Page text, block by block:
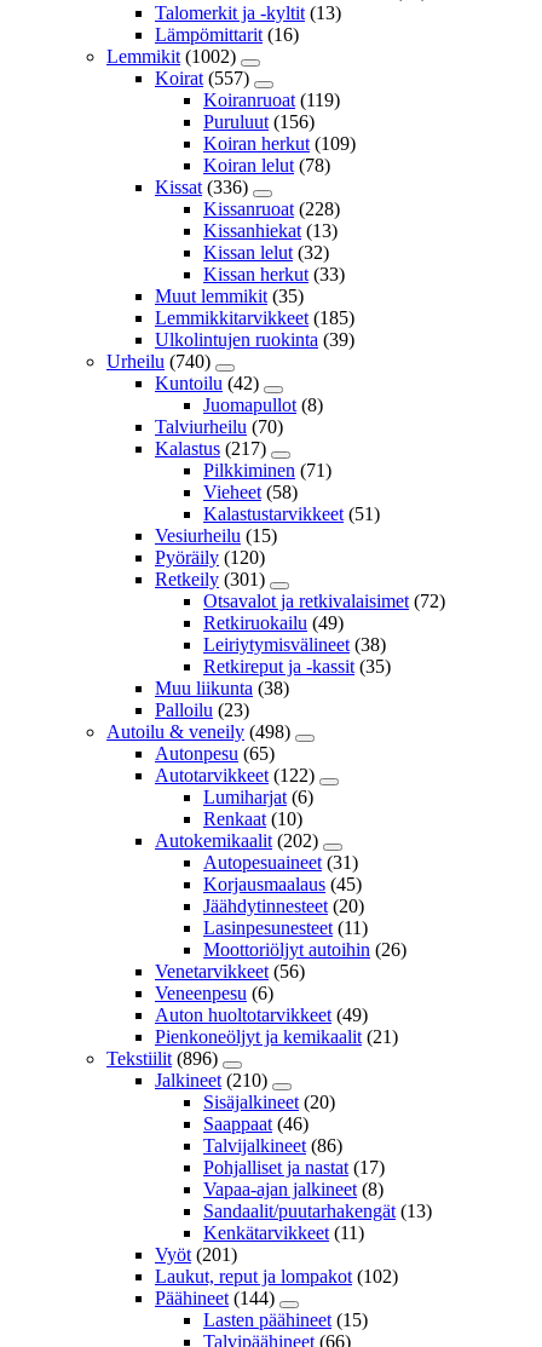
Talomerkit ja -kyltit (13)
Lämpömittarit (16)
Lemmikit (1002)
Koirat (557)
Koiranruoat (119)
Puruluut (156)
Koiran herkut (109)
Koiran lelut (78)
Kissat (336)
Kissanruoat (228)
Kissanhiekat (13)
Kissan lelut (32)
Kissan herkut (33)
Muut lemmikit (35)
Lemmikkitarvikkeet (185)
Ulkolintujen ruokinta (39)
Urheilu (740)
Kuntoilu (42)
Juomapullot (8)
Talviurheilu (70)
Kalastus (217)
Pilkkiminen (71)
Vieheet (58)
Kalastustarvikkeet (51)
Vesiurheilu (15)
Pyöräily (120)
Retkeily (301)
Otsavalot ja retkivalaisimet (72)
Retkiruokailu (49)
Leiriytymisvälineet (38)
Retkireput ja -kassit (35)
Muu liikunta (38)
Palloilu (23)
Autoilu & veneily (498)
Autonpesu (65)
Autotarvikkeet (122)
Lumiharjat (6)
Renkaat (10)
Autokemikaalit (202)
Autopesuaineet (31)
Korjausmaalaus (45)
Jäähdytinnesteet (20)
Lasinpesunesteet (11)
Moottoriöljyt autoihin (26)
Venetarvikkeet (56)
Veneenpesu (6)
Auton huoltotarvikkeet (49)
Pienkoneöljyt ja kemikaalit (21)
Tekstiilit (896)
Jalkineet (210)
Sisäjalkineet (20)
Saappaat (46)
Talvijalkineet (86)
Pohjalliset ja nastat (17)
Vapaa-ajan jalkineet (8)
Sandaalit/puutarhakengät (13)
Kenkätarvikkeet (11)
Vyöt (201)
Laukut, reput ja lompakot (102)
Päähineet (144)
Lasten päähineet (15)
Talvipäähineet (66)